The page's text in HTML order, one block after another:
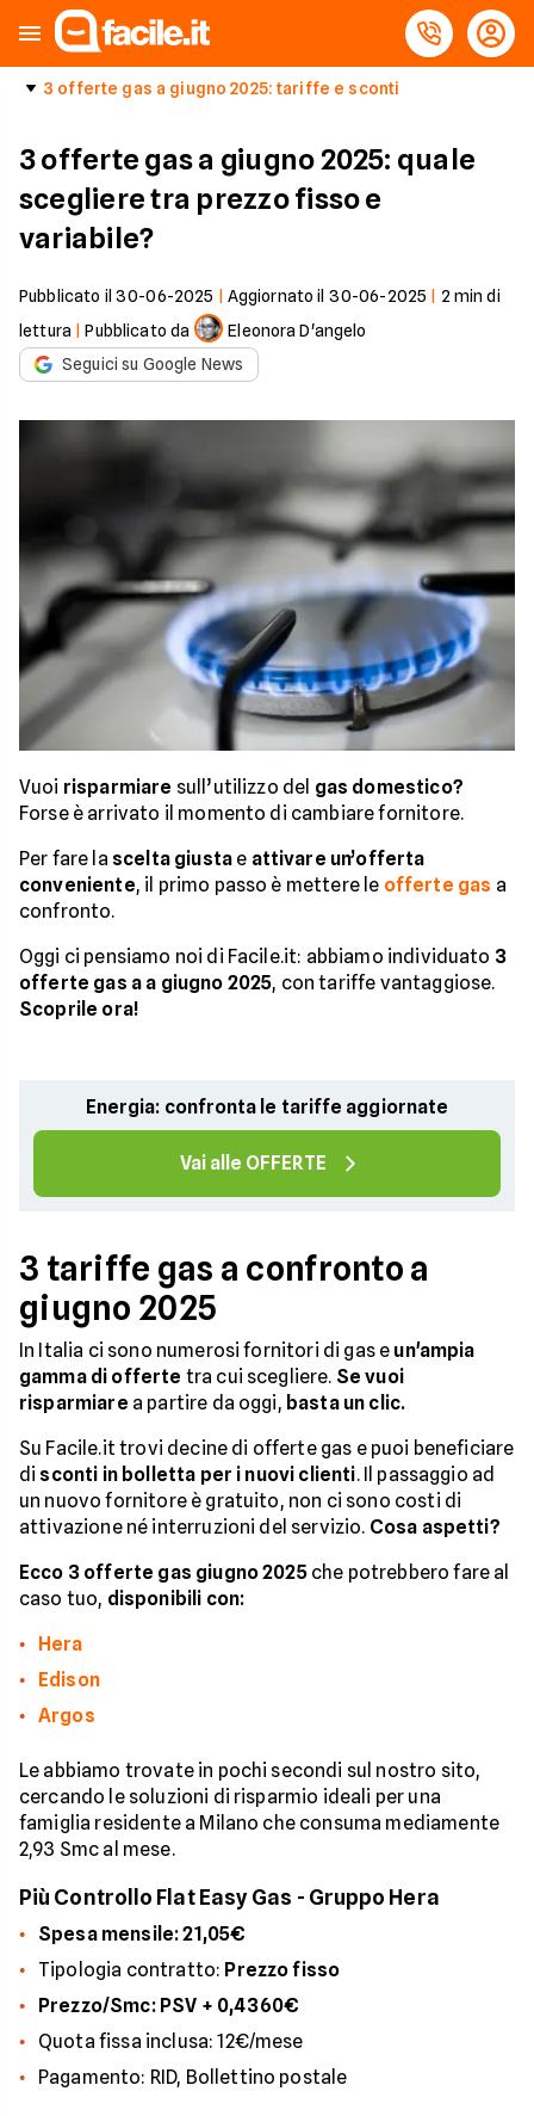
3 offerte gas a giugno 2025: tariffe e sconti
3 offerte gas a giugno 2025: quale
scegliere tra prezzo fisso e
variabile?
Pubblicato il 30-06-2025 Aggiornato il 30-06-2025 2 min di
lettura |Pubblicato da
Eleonora D'angelo
Seguici su Google News
Vuoi risparmiare sull’utilizzo del gas domestico?
Forse è arrivato il momento di cambiare fornitore.
Per fare la scelta giusta e attivare un’offerta
conveniente, il primo passo è mettere le offerte gas a
confronto.
Oggi ci pensiamo noi di Facile.it: abbiamo individuato 3
offerte gas a a giugno 2025, con tariffe vantaggiose.
Scoprile ora!
Energia: confronta le tariffe aggiornate
Vai alle OFFERTE
3 tariffe gas a confronto a
giugno 2025
In Italia ci sono numerosi fornitori di gas e un'ampia
gamma di offerte tra cui scegliere. Se vuoi
risparmiare a partire da oggi, basta un clic.
Su Facile.it trovi decine di offerte gas e puoi beneficiare
di sconti in bolletta per i nuovi clienti. Il passaggio ad
un nuovo fornitore è gratuito, non ci sono costi di
attivazione né interruzioni del servizio. Cosa aspetti?
Ecco 3 offerte gas giugno 2025che potrebbero fare al
caso tuo, disponibili con:
Hera
Edison
Argos
Le abbiamo trovate in pochi secondi sul nostro sito,
cercando le soluzioni di risparmio ideali per una
famiglia residente a Milano che consuma mediamente
2,93 Smc al mese.
Più Controllo Flat Easy Gas - Gruppo Hera
Spesa mensile: 21,05€
Tipologia contratto: Prezzo fisso
Prezzo/Smc: PSV + 0,4360€
Quota fissa inclusa: 12€/mese
Pagamento: RID, Bollettino postale